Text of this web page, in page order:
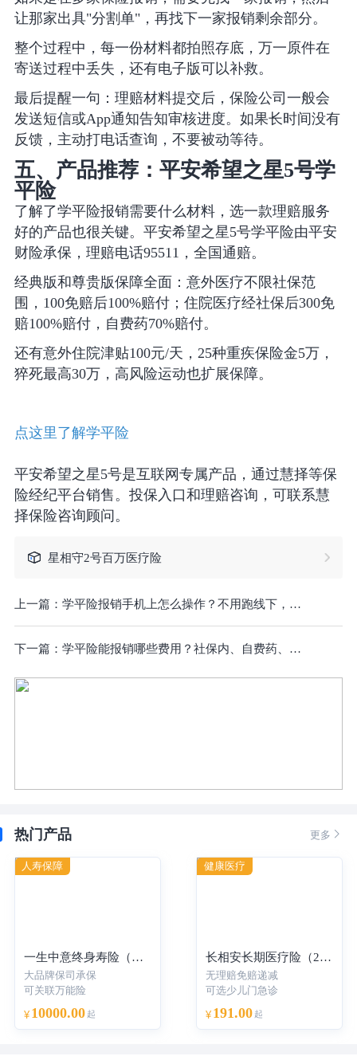
让那家出具"分割单"，再找下一家报销剩余部分。
整个过程中，每一份材料都拍照存底，万一原件在
寄送过程中丢失，还有电子版可以补救。
最后提醒一句：理赔材料提交后，保险公司一般会
发送短信或App通知告知审核进度。如果长时间没有
反馈，主动打电话查询，不要被动等待。
五、产品推荐：平安希望之星5号学
平险
了解了学平险报销需要什么材料，选一款理赔服务
好的产品也很关键。平安希望之星5号学平险由平安
财险承保，理赔电话95511，全国通赔。
经典版和尊贵版保障全面：意外医疗不限社保范
围，100免赔后100%赔付；住院医疗经社保后300免
赔100%赔付，自费药70%赔付。
还有意外住院津贴100元/天，25种重疾保险金5万，
猝死最高30万，高风险运动也扩展保障。
点这里了解学平险
平安希望之星5号是互联网专属产品，通过慧择等保
险经纪平台销售。投保入口和理赔咨询，可联系慧
择保险咨询顾问。
星相守2号百万医疗险
上一篇： 学平险报销手机上怎么操作？不用跑线下，手机上传资料就能理赔
下一篇： 学平险能报销哪些费用？社保内、自费药、检查费、床位费一个一个说
热门产品 更多 
一生中意终身寿险（分红型）-年交
大品牌保司承保
可关联万能险
¥ 10000.00 起
人寿保障
长相安长期医疗险（20年保证续保）—个人版
无理赔免赔递减
可选少儿门急诊
¥ 191.00 起
健康医疗